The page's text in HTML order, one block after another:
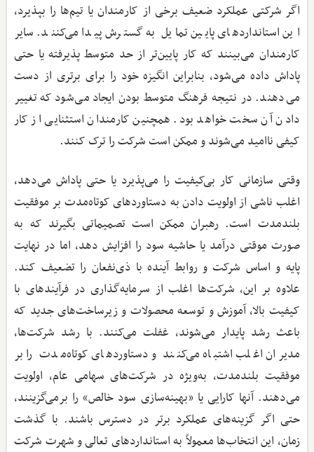
اگر شرکتی عملکرد ضعیف برخی از کارمندان یا تیم‌ها را بپذیرد،
این استانداردهای پایین تمایل به گسترش پیدا می‌کنند. سایر
کارمندان می‌بینند که کار پایین‌تر از حد متوسط پذیرفته یا حتی
پاداش داده می‌شود، بنابراین انگیزه خود را برای برتری از دست
می‌دهند. در نتیجه فرهنگ متوسط بودن ایجاد می‌شود که تغییر
دادن آن سخت خواهد بود. همچنین کارمندان استثنایی از کار
کیفی ناامید می‌شوند و ممکن است شرکت را ترک کنند.
وقتی سازمانی کار بی‌کیفیت را می‌پذیرد یا حتی پاداش می‌دهد،
اغلب ناشی از اولویت دادن به دستاوردهای کوتاه‌مدت بر موفقیت
بلندمدت است. رهبران ممکن است تصمیماتی بگیرند که به
صورت موقتی درآمد یا حاشیه سود را افزایش دهد، اما در نهایت
پایه و اساس شرکت و روابط آینده با ذی‌نفعان را تضعیف کند.
علاوه بر این، شرکت‌ها اغلب از سرمایه‌گذاری در فرآیندهای با
کیفیت بالا، آموزش و توسعه محصولات و زیرساخت‌های جدید که
باعث رشد پایدار می‌شوند، غفلت می‌کنند. با رشد شرکت‌ها،
مدیران اغلب اشتباه می‌کنند و دستاوردهای کوتاه‌مدت را بر
موفقیت بلندمدت، به‌ویژه در شرکت‌های سهامی عام، اولویت
می‌دهند. آنها کارایی یا «بهینه‌سازی سود خالص» را برمی‌گزینند،
حتی اگر گزینه‌های عملکرد برتر در دسترس باشند. با گذشت
زمان، این انتخاب‌ها معمولاً به استانداردهای تعالی و شهرت شرکت